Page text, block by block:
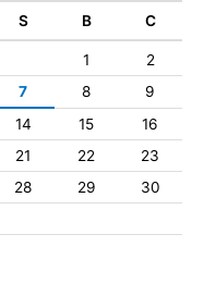
S B C
1
2
7 8
9
14 15
16
21 22
23
28 29
30